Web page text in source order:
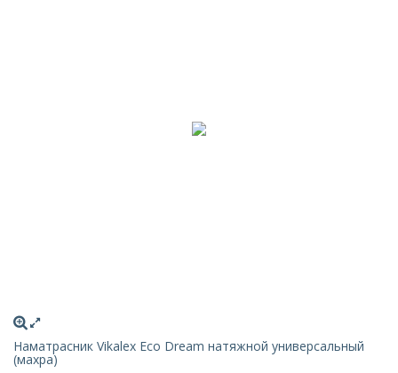
Наматрасник Vikalex Eco Dream натяжной универсальный
(махра)